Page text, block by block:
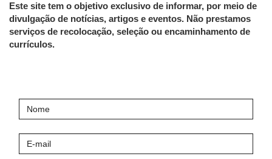
Este site tem o objetivo exclusivo de informar, por meio de
divulgação de notícias, artigos e eventos. Não prestamos
serviços de recolocação, seleção ou encaminhamento de
currículos.
mail